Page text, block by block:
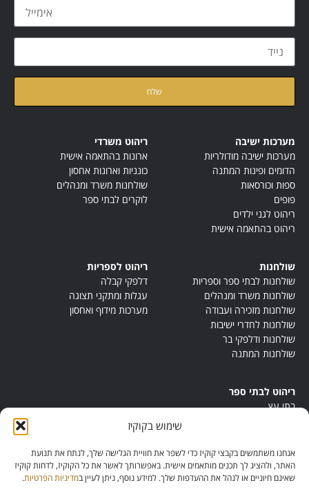
שימוש בקוקיז
אנחנו משתמשים בקבצי קוקיז כדי לשפר את חוויית הגלישה שלך, לנתח את תנועת
האתר, ולהציג לך תכנים מותאמים אישית. באפשרותך לאשר את כל הקוקיז, לדחות קוקיז
שאינם חיוניים או לנהל את ההעדפות שלך. למידע נוסף, ניתן לעיין במדיניות הפרטיות.
מערכות ישיבה
מערכות ישיבה מודולריות
הדומים ופינות המתנה
ספות וכורסאות
פופים
ריהוט לגני ילדים
ריהוט בהתאמה אישית
ריהוט משרדי
ארונות בהתאמה אישית
כונניות וארונות אחסון
שולחנות משרד ומנהלים
לוקרים לבתי ספר
שולחנות
שולחנות לבתי ספר וספריות
שולחנות משרד ומנהלים
שולחנות מזכירה ועבודה
שולחנות לחדרי ישיבות
שולחנות ודלפקי בר
שולחנות המתנה
ריהוט לספריות
דלפקי קבלה
עגלות ומתקני תצוגה
מערכות מידוף ואחסון
ריהוט לבתי ספר
בתי עץ
ריהוט מונטסורי
ריהוט אנתרופוסופי